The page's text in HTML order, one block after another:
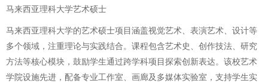
马来西亚理科大学艺术硕士
马来西亚理科大学的艺术硕士项目涵盖视觉艺术、表演艺术、设计等
多个领域，注重理论与实践结合。课程包含艺术史、创作技法、研究
方法等核心模块，鼓励学生通过跨学科项目探索创新表达。该校艺术
学院设施先进，配备专业工作室、画廊及多媒体实验室，支持学生实